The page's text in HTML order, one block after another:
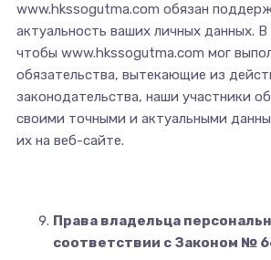
www.hkssogutma.com обязан
актуальность ваших личных данных.
чтобы www.hkssogutma.com мог
обязательства, вытекающие из
законодательства, наши участники
своими точными и актуальными
их на веб-сайте.
Права владельца
соответствии с Законом №